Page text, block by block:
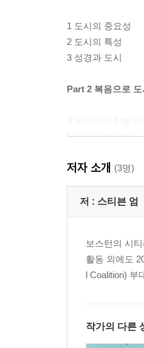
1 도시의 중요성
2 도시의 특성
3 성경과 도시
Part 2 복음으로
5 도시의 이야기
감사의 글
추천 도서
저자 소개 (3명)
저 : 스티븐 엄
보스턴의 시
활동 외에도
l Coalition) 부
작가의 다른